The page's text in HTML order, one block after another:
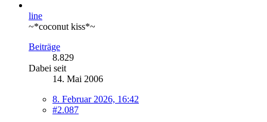
line
~*coconut kiss*~
Beiträge
8.829
Dabei seit
14. Mai 2006
8. Februar 2026, 16:42
#2.087